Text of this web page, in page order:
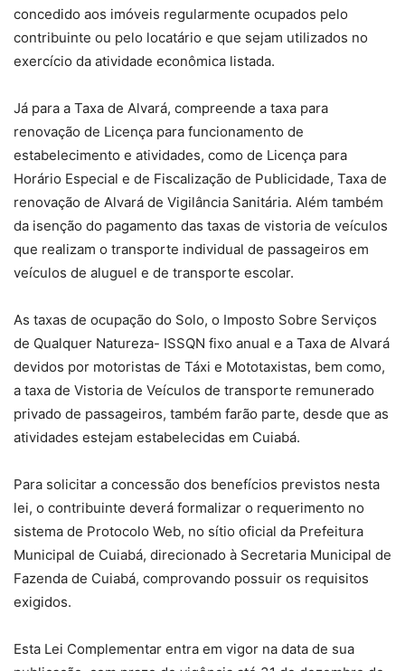
concedido aos imóveis regularmente ocupados pelo
contribuinte ou pelo locatário e que sejam utilizados no
exercício da atividade econômica listada.
Já para a Taxa de Alvará, compreende a taxa para
renovação de Licença para funcionamento de
estabelecimento e atividades, como de Licença para
Horário Especial e de Fiscalização de Publicidade, Taxa de
renovação de Alvará de Vigilância Sanitária. Além também
da isenção do pagamento das taxas de vistoria de veículos
que realizam o transporte individual de passageiros em
veículos de aluguel e de transporte escolar.
As taxas de ocupação do Solo, o Imposto Sobre Serviços
de Qualquer Natureza- ISSQN fixo anual e a Taxa de Alvará
devidos por motoristas de Táxi e Mototaxistas, bem como,
a taxa de Vistoria de Veículos de transporte remunerado
privado de passageiros, também farão parte, desde que as
atividades estejam estabelecidas em Cuiabá.
Para solicitar a concessão dos benefícios previstos nesta
lei, o contribuinte deverá formalizar o requerimento no
sistema de Protocolo Web, no sítio oficial da Prefeitura
Municipal de Cuiabá, direcionado à Secretaria Municipal de
Fazenda de Cuiabá, comprovando possuir os requisitos
exigidos.
Esta Lei Complementar entra em vigor na data de sua